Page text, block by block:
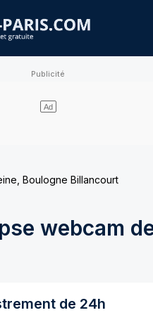
Boulogne Billancourt
webcam
de 24h